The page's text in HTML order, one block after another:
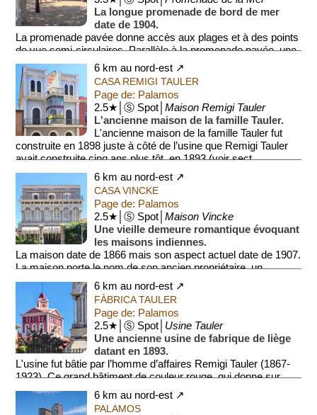
La longue promenade de bord de mer
date de 1904.
La promenade pavée donne accès aux plages et à des points
de vue semi-circulaires. Parallèle à la promenade pavée, une
double rangée de platanes cons...
6 km au nord-est ↗
CASA REMIGI TAULER
Page de: Palamos
2.5★│Ⓢ Spot│Maison Remigi Tauler
L'ancienne maison de la famille Tauler.
L'ancienne maison de la famille Tauler fut
construite en 1898 juste à côté de l’usine que Remigi Tauler
avait construite cinq ans plus tôt, en 1893 (voir sect...
6 km au nord-est ↗
CASA VINCKE
Page de: Palamos
2.5★│Ⓢ Spot│Maison Vincke
Une vieille demeure romantique évoquant
les maisons indiennes.
La maison date de 1866 mais son aspect actuel date de 1907.
La maison porte le nom de son ancien propriétaire, un
industriel allemand....6 km au nord-est ↗
FÀBRICA TAULER
Page de: Palamos
2.5★│Ⓢ Spot│ Usine Tauler
Une ancienne usine de fabrique de liège
datant en 1893.
L'usine fut bâtie par l’homme d’affaires Remigi Tauler (1867-
1923). Ce grand bâtiment de couleur rouge, qui donne sur
trois rues, se caractér...6 km au nord-est ↗
PALAMOS